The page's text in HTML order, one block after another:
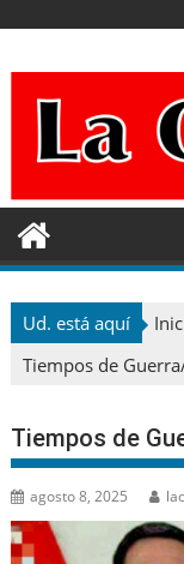
contenido
Ud. está aquí
Tiempos de
Tiempos de
agosto 8, 2025